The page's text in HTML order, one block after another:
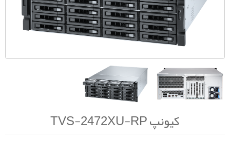
کیونپ TVS-2472XU-RP